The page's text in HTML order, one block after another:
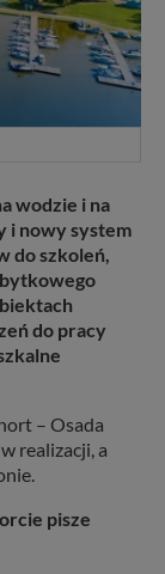
wodzie i na
i nowy system
do szkoleń,
do pracy
– Osada
realizacji, a
pisze